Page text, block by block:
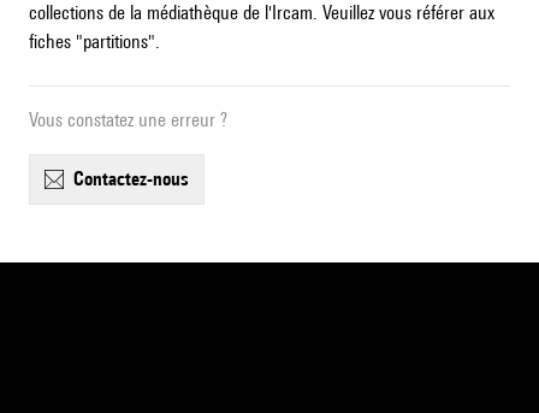
collections de la médiathèque de l'Ircam. Veuillez vous référer aux
fiches "partitions".
Vous constatez une erreur ?
contactez-nous